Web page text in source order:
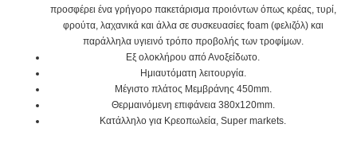
προσφέρει ένα γρήγορο πακετάρισμα προιόντων όπως κρέας, τυρί,
φρούτα, λαχανικά και άλλα σε συσκευασίες foam (φελιζόλ) και
παράλληλα υγιεινό τρόπο προβολής των τροφίμων.
Eξ ολοκλήρου από Ανοξείδωτο.
Ημιαυτόματη λειτουργία.
Μέγιστο πλάτος Μεμβράνης 450mm.
Θερμαινόμενη επιφάνεια 380x120mm.
Κατάλληλο για Κρεοπωλεία, Super markets.